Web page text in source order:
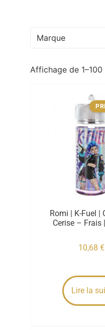
Marque
Affichage de
Romi | K-Fuel |
Cerise – Frais
10,68€
Lire la